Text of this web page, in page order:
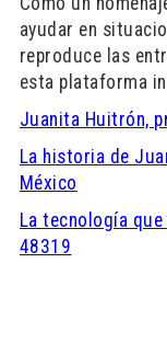
ayudar en
reproduce las
esta plataforma
Juanita Huitrón,
La historia de
México
La tecnología
48319